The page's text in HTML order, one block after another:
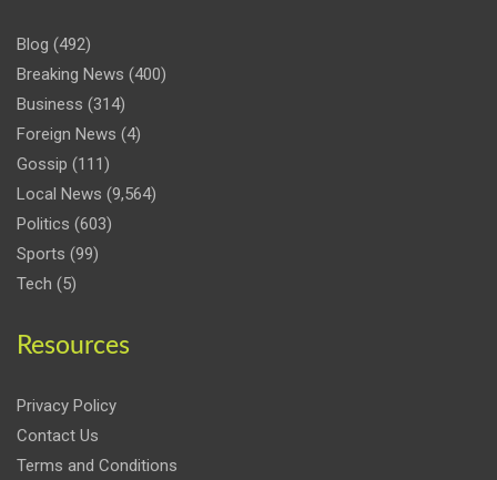
Blog (492)
Breaking News (400)
Business (314)
Foreign News (4)
Gossip (111)
Local News (9,564)
Politics (603)
Sports (99)
Tech (5)
Resources
Privacy Policy
Contact Us
Terms and Conditions